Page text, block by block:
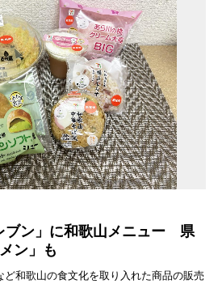
ブン」に和歌山メニュー 県
ン」も
和歌山の食文化を取り入れた商品の販売